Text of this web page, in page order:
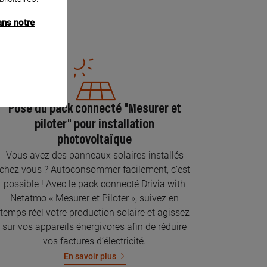
Pose du pack connecté "Mesurer et
piloter" pour installation
photovoltaïque
Vous avez des panneaux solaires installés
chez vous ? Autoconsommer facilement, c’est
possible ! Avec le pack connecté Drivia with
Netatmo « Mesurer et Piloter », suivez en
temps réel votre production solaire et agissez
sur vos appareils énergivores afin de réduire
vos factures d’électricité.
En savoir plus
notre